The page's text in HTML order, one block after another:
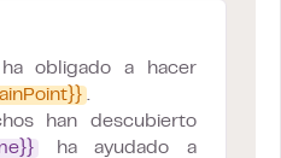
obligado a hacer
.
han descubierto
ha ayudado a